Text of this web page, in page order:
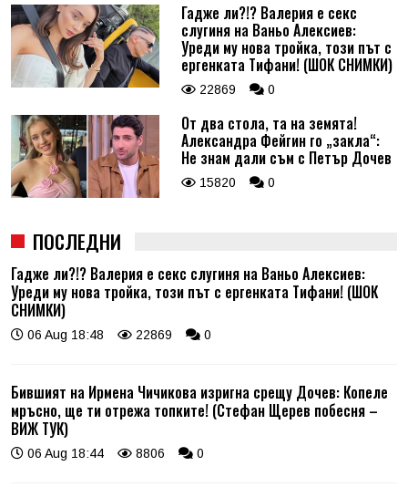
Гадже ли?!? Валерия е секс
слугиня на Ваньо Алексиев:
Уреди му нова тройка, този път с
ергенката Тифани! (ШОК СНИМКИ)
22869 0
От два стола, та на земята!
Александра Фейгин го „закла“:
Не знам дали съм с Петър Дочев
15820 0
ПОСЛЕДНИ
Гадже ли?!? Валерия е секс слугиня на Ваньо Алексиев:
Уреди му нова тройка, този път с ергенката Тифани! (ШОК
СНИМКИ)
06 Aug 18:48 22869 0
Бившият на Ирмена Чичикова изригна срещу Дочев: Копеле
мръсно, ще ти отрежа топките! (Стефан Щерев побесня –
ВИЖ ТУК)
06 Aug 18:44 8806 0